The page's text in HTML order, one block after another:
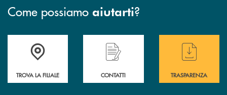
Come possiamo aiutarti?
Accedi all' elenco completo delle filiali di BCC Barlassina.
TROVA LA FILIALE
Hai bisogno di assistenza immediata ?
CONTATTI
Hai bisogno di
TRASPARENZA